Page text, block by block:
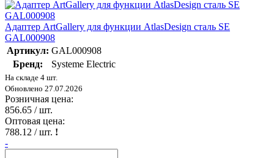
Адаптер ArtGallery для функции AtlasDesign сталь SE
GAL000908
Артикул: GAL000908
Бренд:
Systeme Electric
На складе 4 шт.
Обновлено 27.07.2026
Розничная цена:
856.65 / шт.
Оптовая цена:
788.12 / шт. !
-